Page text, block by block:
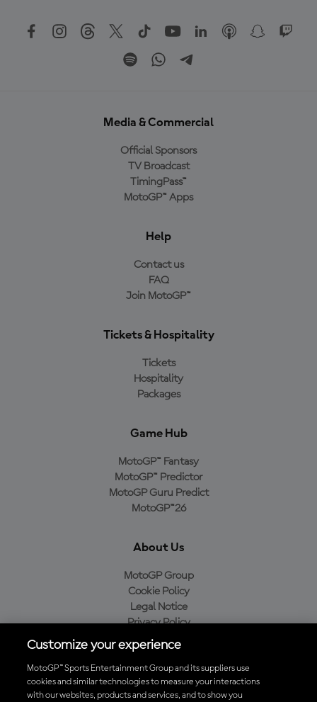
Media & Commercial
Official Sponsors
TV Broadcast
TimingPass™
MotoGP™ Apps
Help
Contact us
FAQ
Join MotoGP™
Tickets & Hospitality
Tickets
Hospitality
Packages
Game Hub
MotoGP™ Fantasy
MotoGP™ Predictor
MotoGP Guru Predict
MotoGP™26
About Us
MotoGP Group
Cookie Policy
Legal Notice
Privacy Policy
Purchase Policy
Baixe o aplicativo oficial da MotoGP™
Customize your experience
MotoGP™ Sports Entertainment Group and its suppliers use
cookies and similar technologies to measure your interactions
with our websites, products and services, and to show you